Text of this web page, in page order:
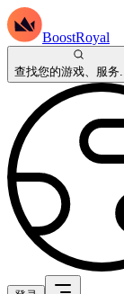
BoostRoyal
查找您的游戏、服务...